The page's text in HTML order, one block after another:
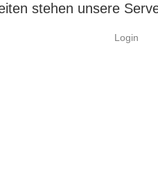
stehen unsere
Login